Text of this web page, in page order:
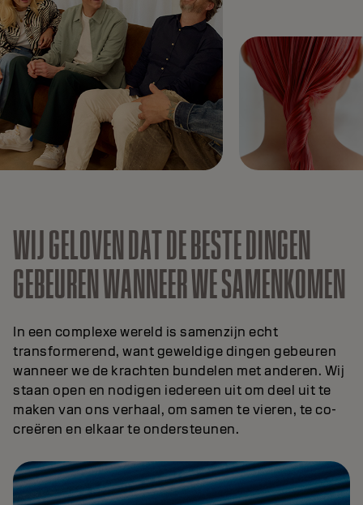
WIJ GELOVEN DAT DE BESTE DINGEN
GEBEUREN WANNEER WE SAMENKOMEN
In een complexe wereld is samenzijn echt
transformerend, want geweldige dingen gebeuren
wanneer we de krachten bundelen met anderen. Wij
staan open en nodigen iedereen uit om deel uit te
maken van ons verhaal, om samen te vieren, te co-
creëren en elkaar te ondersteunen.